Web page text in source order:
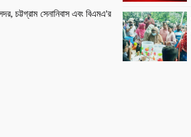
,চট্টগ্রাম সেনানিবাস এবং বিএমএ'র